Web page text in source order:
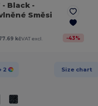
- Black -
Směsi
kčVAT excl. -43%
2 Size chart